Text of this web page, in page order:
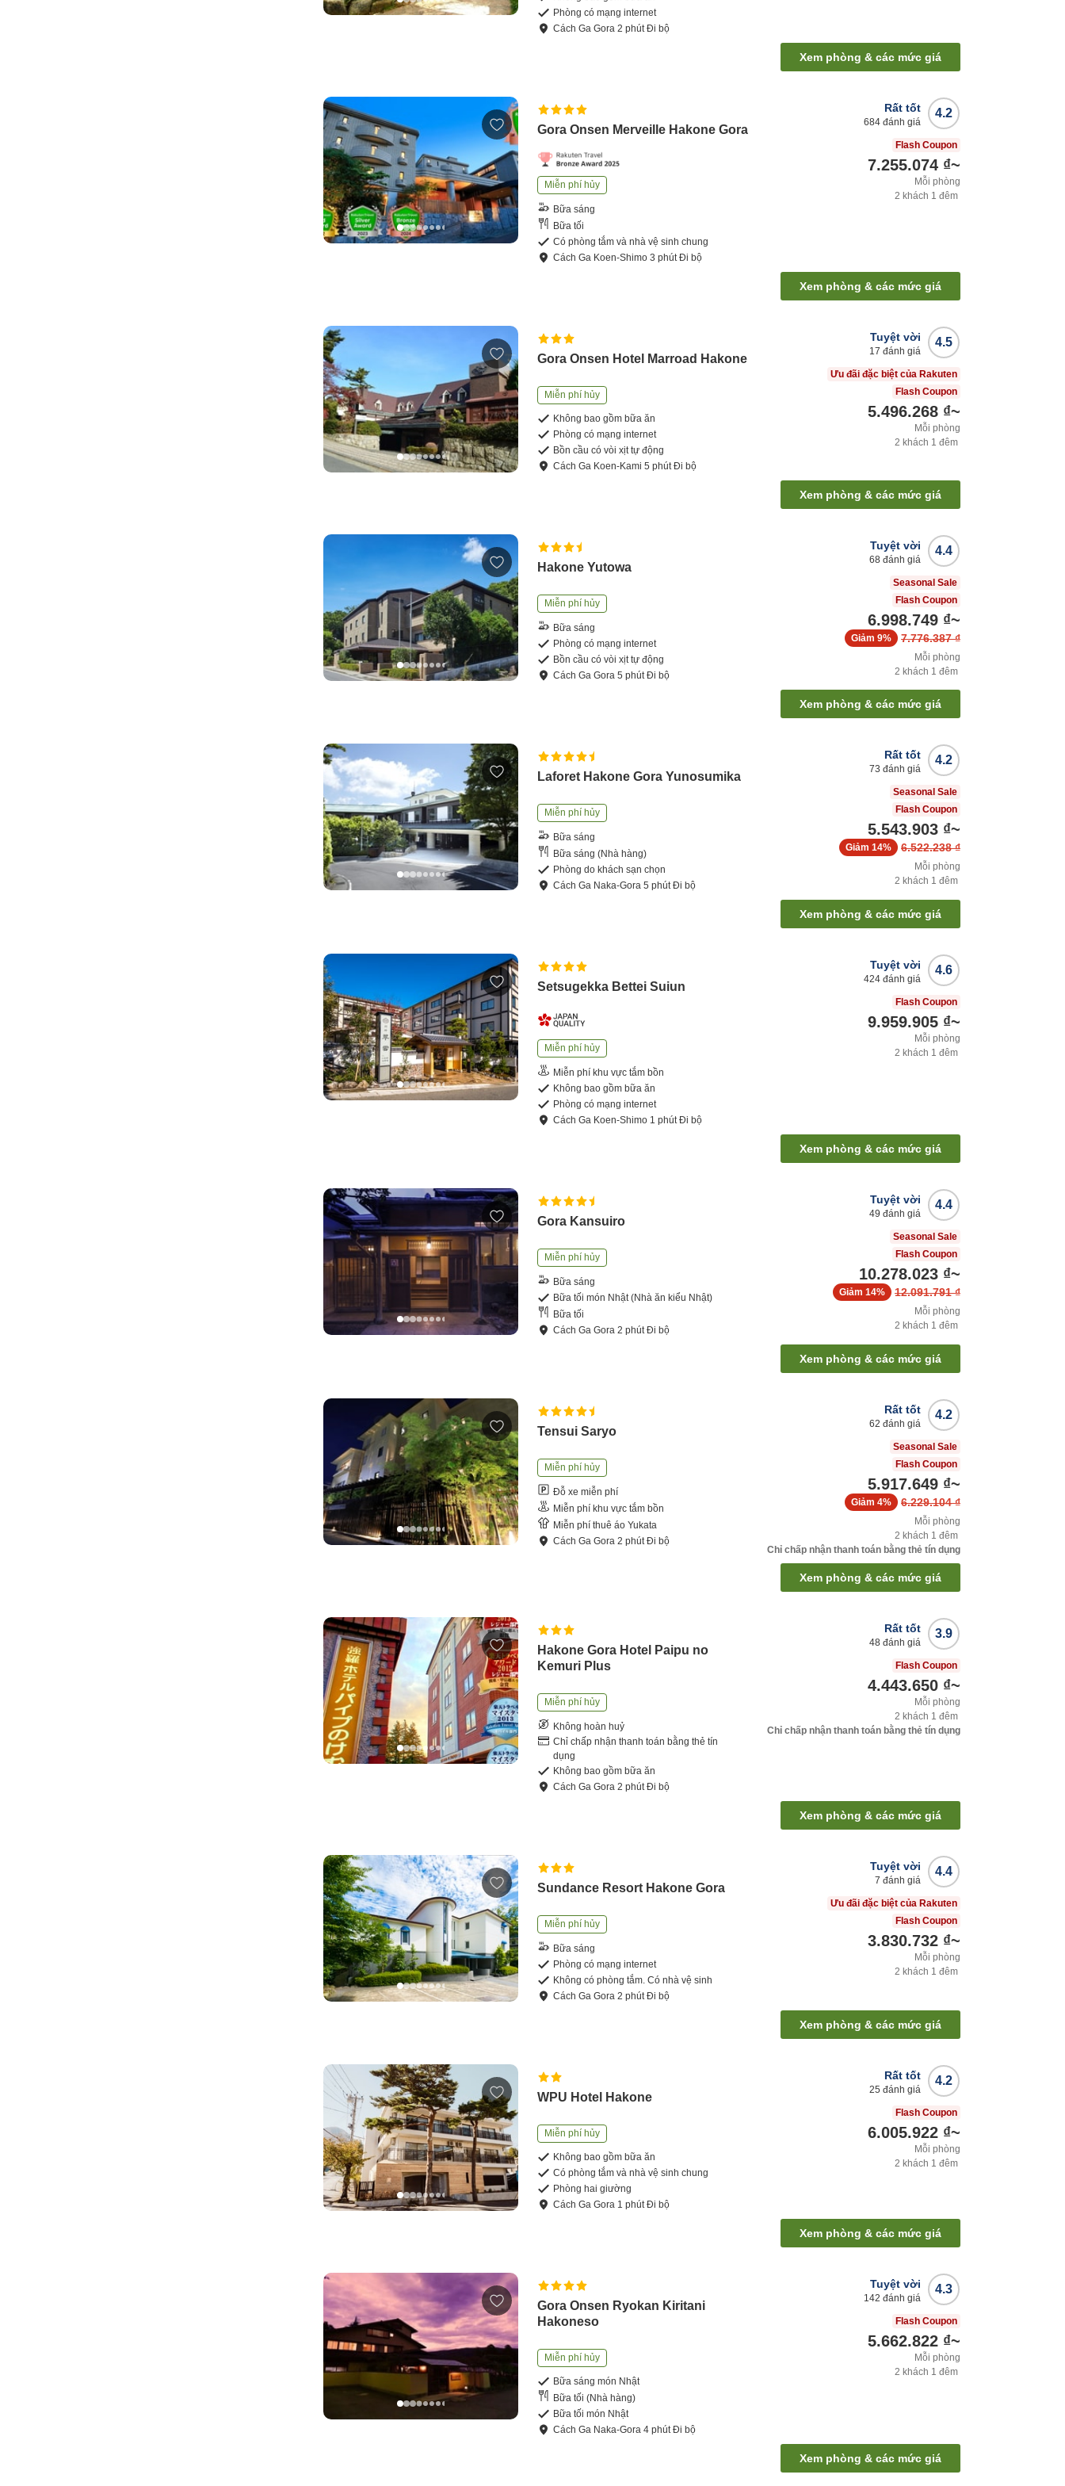
Phòng có mạng internet
CáchGa Gora2 phútĐi bộ
Xem phòng & các mức giá
Gora Onsen Merveille Hakone Gora
Miễn phí hủy
Bữa sáng
Bữa tối
Có phòng tắm và nhà vệ sinh chung
CáchGa Koen-Shimo3 phútĐi bộ
4.2
Rất tốt
684 đánh giá
Flash Coupon
7.255.074 ₫~
Mỗi phòng
2 khách 1 đêm
Xem phòng & các mức giá
Gora Onsen Hotel Marroad Hakone
Miễn phí hủy
Không bao gồm bữa ăn
Phòng có mạng internet
Bồn cầu có vòi xịt tự động
CáchGa Koen-Kami5 phútĐi bộ
4.5
Tuyệt vời
17 đánh giá
Ưu đãi đặc biệt của Rakuten
Flash Coupon
5.496.268 ₫~
Mỗi phòng
2 khách 1 đêm
Xem phòng & các mức giá
Hakone Yutowa
Miễn phí hủy
Bữa sáng
Phòng có mạng internet
Bồn cầu có vòi xịt tự động
CáchGa Gora5 phútĐi bộ
4.4
Tuyệt vời
68 đánh giá
Seasonal Sale
Flash Coupon
6.998.749 ₫~
7.776.387 ₫
Giảm 9%
Mỗi phòng
2 khách 1 đêm
Xem phòng & các mức giá
Laforet Hakone Gora Yunosumika
Miễn phí hủy
Bữa sáng
Bữa sáng (Nhà hàng)
Phòng do khách sạn chọn
CáchGa Naka-Gora5 phútĐi bộ
4.2
Rất tốt
73 đánh giá
Seasonal Sale
Flash Coupon
5.543.903 ₫~
6.522.238 ₫
Giảm 14%
Mỗi phòng
2 khách 1 đêm
Xem phòng & các mức giá
Setsugekka Bettei Suiun
Miễn phí hủy
Miễn phí khu vực tắm bồn
Không bao gồm bữa ăn
Phòng có mạng internet
CáchGa Koen-Shimo 1 phútĐi bộ
4.6
Tuyệt vời
424 đánh giá
Flash Coupon
9.959.905 ₫~
Mỗi phòng
2 khách 1 đêm
Xem phòng & các mức giá
Gora Kansuiro
Miễn phí hủy
Bữa sáng
Bữa tối món Nhật (Nhà ăn kiểu Nhật)
Bữa tối
CáchGa Gora2 phútĐi bộ
4.4
Tuyệt vời
49 đánh giá
Seasonal Sale
Flash Coupon
10.278.023 ₫~
12.091.791 ₫
Giảm 14%
Mỗi phòng
2 khách 1 đêm
Xem phòng & các mức giá
Tensui Saryo
Miễn phí hủy
Đỗ xe miễn phí
Miễn phí khu vực tắm bồn
Miễn phí thuê áo Yukata
CáchGa Gora2 phútĐi bộ
4.2
Rất tốt
62 đánh giá
Seasonal Sale
Flash Coupon
5.917.649 ₫~
6.229.104 ₫
Giảm 4%
Mỗi phòng
2 khách 1 đêm
Chỉ chấp nhận thanh toán bằng thẻ tín dụng
Xem phòng & các mức giá
Hakone Gora Hotel Paipu no
Kemuri Plus
Miễn phí hủy
Không hoàn huỷ
Chỉ chấp nhận thanh toán bằng thẻ tín
dụng
Không bao gồm bữa ăn
CáchGa Gora2 phútĐi bộ
3.9
Rất tốt
48 đánh giá
Flash Coupon
4.443.650 ₫~
Mỗi phòng
2 khách 1 đêm
Chỉ chấp nhận thanh toán bằng thẻ tín dụng
Xem phòng & các mức giá
Sundance Resort Hakone Gora
Miễn phí hủy
Bữa sáng
Phòng có mạng internet
Không có phòng tắm. Có nhà vệ sinh
CáchGa Gora2 phútĐi bộ
4.4
Tuyệt vời
7 đánh giá
Ưu đãi đặc biệt của Rakuten
Flash Coupon
3.830.732 ₫~
Mỗi phòng
2 khách 1 đêm
Xem phòng & các mức giá
WPU Hotel Hakone
Miễn phí hủy
Không bao gồm bữa ăn
Có phòng tắm và nhà vệ sinh chung
Phòng hai giường
CáchGa Gora 1 phútĐi bộ
4.2
Rất tốt
25 đánh giá
Flash Coupon
6.005.922 ₫~
Mỗi phòng
2 khách 1 đêm
Xem phòng & các mức giá
Gora Onsen Ryokan Kiritani
Hakoneso
Miễn phí hủy
Bữa sáng món Nhật
Bữa tối (Nhà hàng)
Bữa tối món Nhật
CáchGa Naka-Gora4 phútĐi bộ
4.3
Tuyệt vời
142 đánh giá
Flash Coupon
5.662.822 ₫~
Mỗi phòng
2 khách 1 đêm
Xem phòng & các mức giá